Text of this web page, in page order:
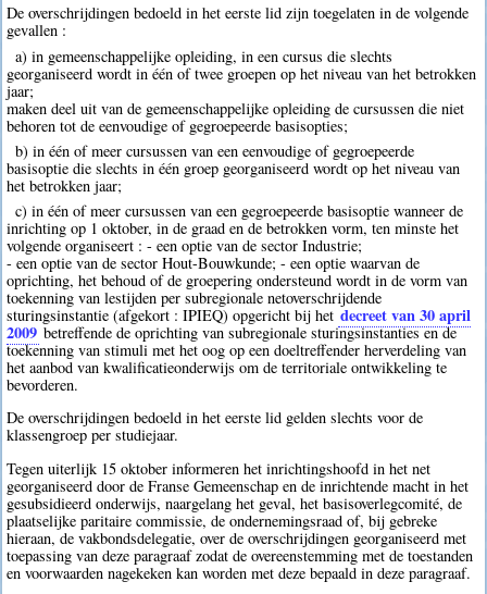
De overschrijdingen bedoeld in het eerste lid zijn toegelaten in de volgende
gevallen :
a) in gemeenschappelijke opleiding, in een cursus die slechts
georganiseerd wordt in één of twee groepen op het niveau van het betrokken
jaar;
maken deel uit van de gemeenschappelijke opleiding de cursussen die niet
behoren tot de eenvoudige of gegroepeerde basisopties;
b) in één of meer cursussen van een eenvoudige of gegroepeerde
basisoptie die slechts in één groep georganiseerd wordt op het niveau van
het betrokken jaar;
c) in één of meer cursussen van een gegroepeerde basisoptie wanneer de
inrichting op 1 oktober, in de graad en de betrokken vorm, ten minste het
volgende organiseert : - een optie van de sector Industrie;
- een optie van de sector Hout-Bouwkunde; - een optie waarvan de
oprichting, het behoud of de groepering ondersteund wordt in de vorm van
toekenning van lestijden per subregionale netoverschrijdende
sturingsinstantie (afgekort : IPIEQ) opgericht bij het decreet van 30 april
2009 betreffende de oprichting van subregionale sturingsinstanties en de
toekenning van stimuli met het oog op een doeltreffender herverdeling van
het aanbod van kwalificatieonderwijs om de territoriale ontwikkeling te
bevorderen.
De overschrijdingen bedoeld in het eerste lid gelden slechts voor de
klassengroep per studiejaar.
Tegen uiterlijk 15 oktober informeren het inrichtingshoofd in het net
georganiseerd door de Franse Gemeenschap en de inrichtende macht in het
gesubsidieerd onderwijs, naargelang het geval, het basisoverlegcomité, de
plaatselijke paritaire commissie, de ondernemingsraad of, bij gebreke
hieraan, de vakbondsdelegatie, over de overschrijdingen georganiseerd met
toepassing van deze paragraaf zodat de overeenstemming met de toestanden
en voorwaarden nagekeken kan worden met deze bepaald in deze paragraaf.